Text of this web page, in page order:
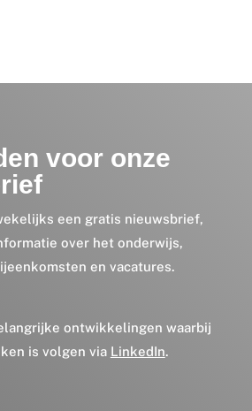
voor onze
een gratis nieuwsbrief,
over het onderwijs,
en vacatures.
ontwikkelingen waarbij
is volgen via LinkedIn.